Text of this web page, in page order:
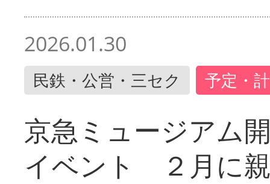
2026.01.30
民鉄・公営・三セク 予定・
京急ミュージアム
イベント ２月に